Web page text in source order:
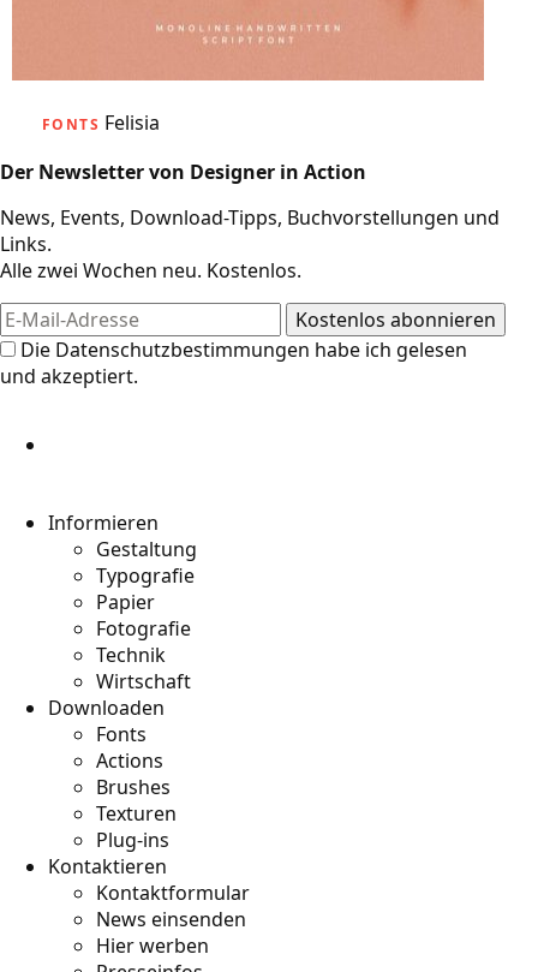
FONTS Felisia
Der Newsletter von Designer in Action
News, Events, Download-Tipps, Buchvorstellungen und
Links.
Alle zwei Wochen neu. Kostenlos.
Die Datenschutzbestimmungen habe ich gelesen
und akzeptiert.
Informieren
Gestaltung
Typografie
Papier
Fotografie
Technik
Wirtschaft
Downloaden
Fonts
Actions
Brushes
Texturen
Plug-ins
Kontaktieren
Kontaktformular
News einsenden
Hier werben